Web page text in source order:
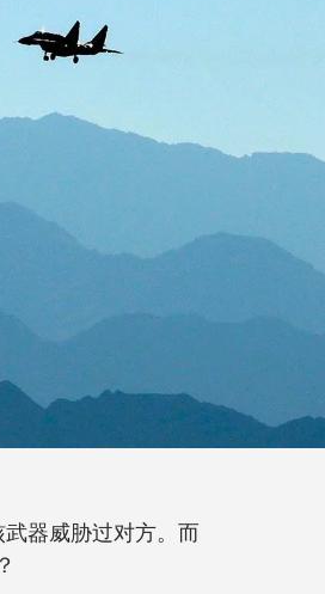
器威胁过对方。而